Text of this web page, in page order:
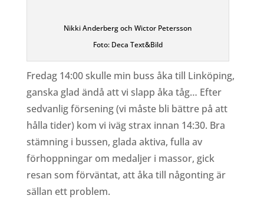
Nikki Anderberg och Wictor Petersson
Foto: Deca Text&Bild
Fredag 14:00 skulle min buss åka till Linköping,
ganska glad ändå att vi slapp åka tåg… Efter
sedvanlig försening (vi måste bli bättre på att
hålla tider) kom vi iväg strax innan 14:30. Bra
stämning i bussen, glada aktiva, fulla av
förhoppningar om medaljer i massor, gick
resan som förväntat, att åka till någonting är
sällan ett problem.